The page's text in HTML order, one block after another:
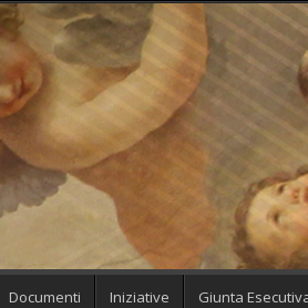
Documenti Iniziative Giunta